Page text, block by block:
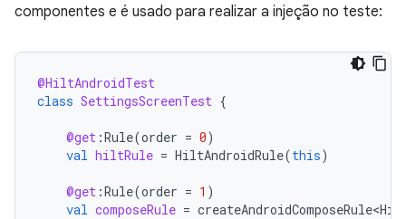
componentes e é usado para realizar a injeção no teste:
@HiltAndroidTest
class SettingsScreenTest {
@get :Rule(order = 0)
val hiltRule = HiltAndroidRule(this)
@get :Rule(order = 1 )
val composeRule =